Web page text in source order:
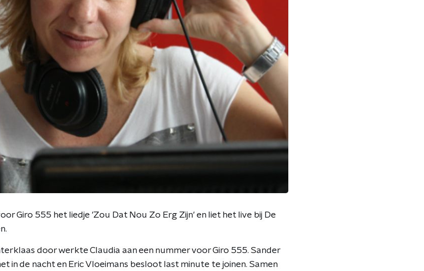
Giro 555 het liedje 'Zou Dat Nou Zo Erg Zijn' en liet het live bij De
door werkte Claudia aan een nummer voor Giro 555. Sander
in de nacht en Eric Vloeimans besloot last minute te joinen. Samen